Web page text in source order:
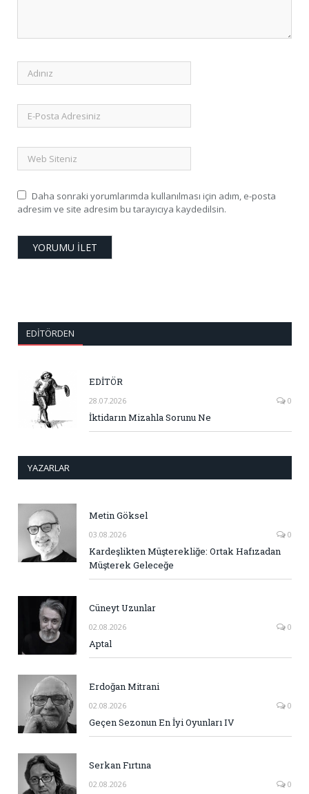
Daha sonraki yorumlarımda kullanılması için adım, e-posta
adresim ve site adresim bu tarayıcıya kaydedilsin.
EDITÖRDEN
EDİTÖR
28.07.2026 0
İktidarın Mizahla Sorunu Ne
YAZARLAR
Metin Göksel
03.08.2026 0
Kardeşlikten Müşterekliğe: Ortak Hafızadan
Müşterek Geleceğe
Cüneyt Uzunlar
02.08.2026 0
Aptal
Erdoğan Mitrani
02.08.2026 0
Geçen Sezonun En İyi Oyunları IV
Serkan Fırtına
02.08.2026 0